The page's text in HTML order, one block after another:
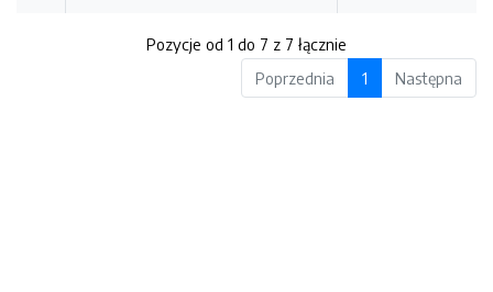
Pozycje od 1 do 7 z 7 łącznie
Poprzednia
1 Następna